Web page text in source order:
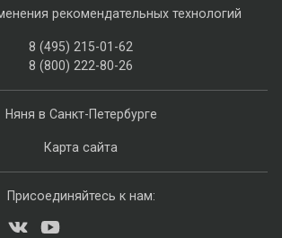
Няня в Санкт-Петербурге
Карта сайта
рекомендательных технологий
8 (495) 215-01-62
8 (800) 222-80-26
Присоединяйтесь к нам: